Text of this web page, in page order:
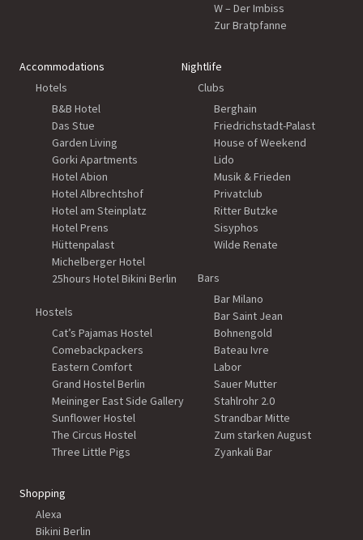
W – Der Imbiss
Zur Bratpfanne
Accommodations
Hotels
B&B Hotel
Das Stue
Garden Living
Gorki Apartments
Hotel Abion
Hotel Albrechtshof
Hotel am Steinplatz
Hotel Prens
Hüttenpalast
Michelberger Hotel
25hours Hotel Bikini Berlin
Hostels
Cat’s Pajamas Hostel
Comebackpackers
Eastern Comfort
Grand Hostel Berlin
Meininger East Side Gallery
Sunflower Hostel
The Circus Hostel
Three Little Pigs
Nightlife
Clubs
Berghain
Friedrichstadt-Palast
House of Weekend
Lido
Musik & Frieden
Privatclub
Ritter Butzke
Sisyphos
Wilde Renate
Bars
Bar Milano
Bar Saint Jean
Bohnengold
Bateau Ivre
Labor
Sauer Mutter
Stahlrohr 2.0
Strandbar Mitte
Zum starken August
Zyankali Bar
Shopping
Alexa
Bikini Berlin